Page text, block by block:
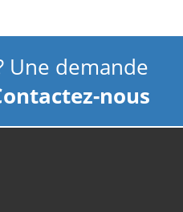
Une demande
nous